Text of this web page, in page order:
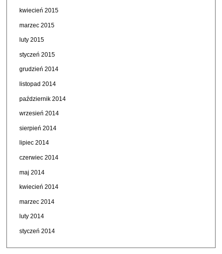
kwiecień 2015
marzec 2015
luty 2015
styczeń 2015
grudzień 2014
listopad 2014
październik 2014
wrzesień 2014
sierpień 2014
lipiec 2014
czerwiec 2014
maj 2014
kwiecień 2014
marzec 2014
luty 2014
styczeń 2014